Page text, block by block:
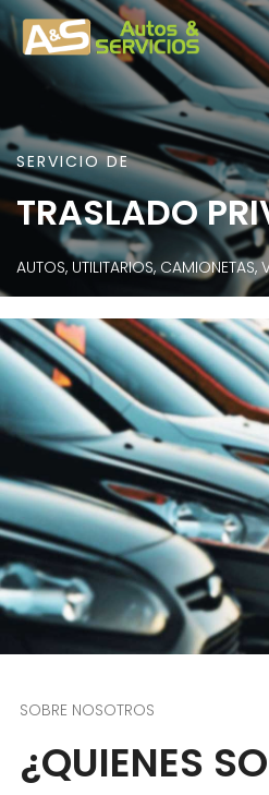
SERVICIO DE
TRASLADO
AUTOS, UTILITARIOS, CAMIONETAS,
SOBRE NOSOTROS
¿QUIENES